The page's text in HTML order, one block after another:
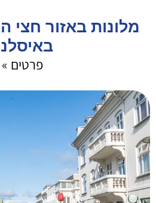
מלונות באזור חצי
פרטים »